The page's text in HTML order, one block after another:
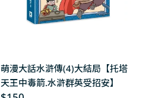
萌漫大話水滸傳(4)大結局【托塔
天王中毒箭.水滸群英受招安】